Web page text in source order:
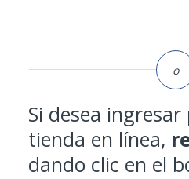
Carnot
Centro Internacional De
Cosmiatria
Chemedica
Si desea ingresar
tienda en línea,
dando clic en el